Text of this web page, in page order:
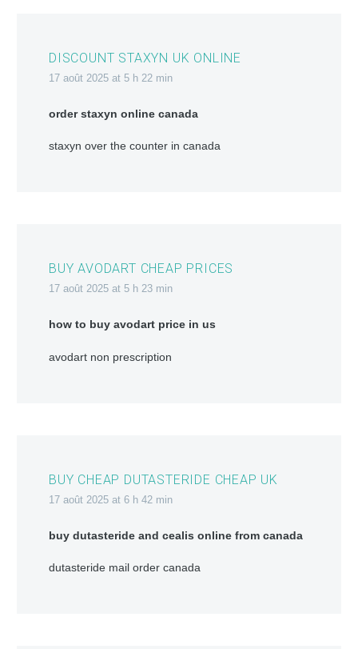
DISCOUNT STAXYN UK ONLINE
17 août 2025 at 5 h 22 min
order staxyn online canada
staxyn over the counter in canada
BUY AVODART CHEAP PRICES
17 août 2025 at 5 h 23 min
how to buy avodart price in us
avodart non prescription
BUY CHEAP DUTASTERIDE CHEAP UK
17 août 2025 at 6 h 42 min
buy dutasteride and cealis online from canada
dutasteride mail order canada